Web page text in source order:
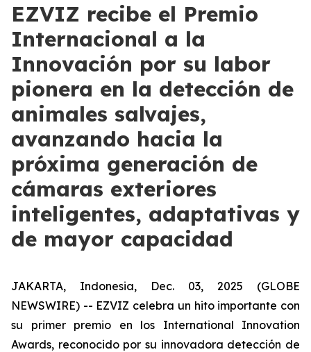
EZVIZ recibe el Premio
Internacional a la
Innovación por su labor
pionera en la detección de
animales salvajes,
avanzando hacia la
próxima generación de
cámaras exteriores
inteligentes, adaptativas y
de mayor capacidad
JAKARTA, Indonesia, Dec. 03, 2025 (GLOBE
NEWSWIRE) -- EZVIZ celebra un hito importante con
su primer premio en los International Innovation
Awards, reconocido por su innovadora detección de